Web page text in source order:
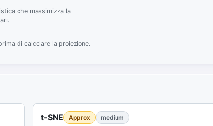
che massimizza la
di calcolare la proiezione.
t-SNE Approx medium